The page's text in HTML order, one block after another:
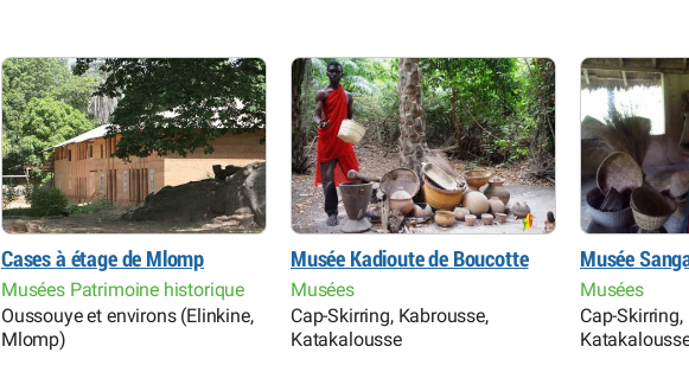
Cases à étage de Mlomp
Musées Patrimoine historique
Oussouye et environs (Elinkine,
Mlomp)
Musée Kadioute de Boucotte
Musées
Cap-Skirring, Kabrousse,
Katakalousse
Musée
Musées
Cap-